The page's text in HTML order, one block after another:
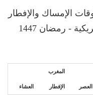
الإمساك والإفطار
في Ashland، الولايات المتحدة الأمريكية - رمضان 1447
العصر
المغرب
الإفطار العشاء